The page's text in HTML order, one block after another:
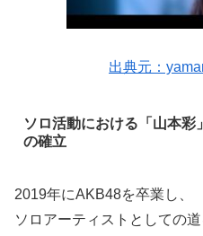
出典元：
ソロ活動における「山本彩
の確立
2019年にAKB48を卒業し、
ソロアーティストとしての